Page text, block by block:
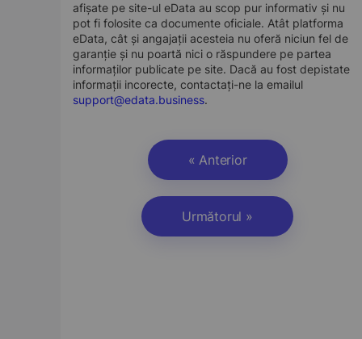
afișate pe site-ul eData au scop pur informativ și nu
pot fi folosite ca documente oficiale. Atât platforma
eData, cât și angajații acesteia nu oferă niciun fel de
garanție și nu poartă nici o răspundere pe partea
informaților publicate pe site. Dacă au fost depistate
informații incorecte, contactați-ne la emailul
support@edata.business.
« Anterior
Următorul »